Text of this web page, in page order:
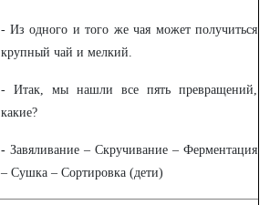
- Из одного и того же чая может получиться
крупный чай и мелкий.
- Итак, мы нашли все пять превращений,
какие?
- Завяливание – Скручивание – Ферментация
– Сушка – Сортировка (дети)